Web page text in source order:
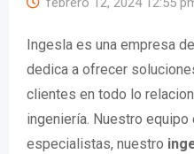
Ingesla es una empresa
dedica a ofrecer
clientes en todo lo
ingeniería. Nuestro
especialistas, nuestro